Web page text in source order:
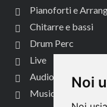
Noi
Pianoforti e
Chitarre e bassi
Drum Perc
Live
Audio per video
Music Life